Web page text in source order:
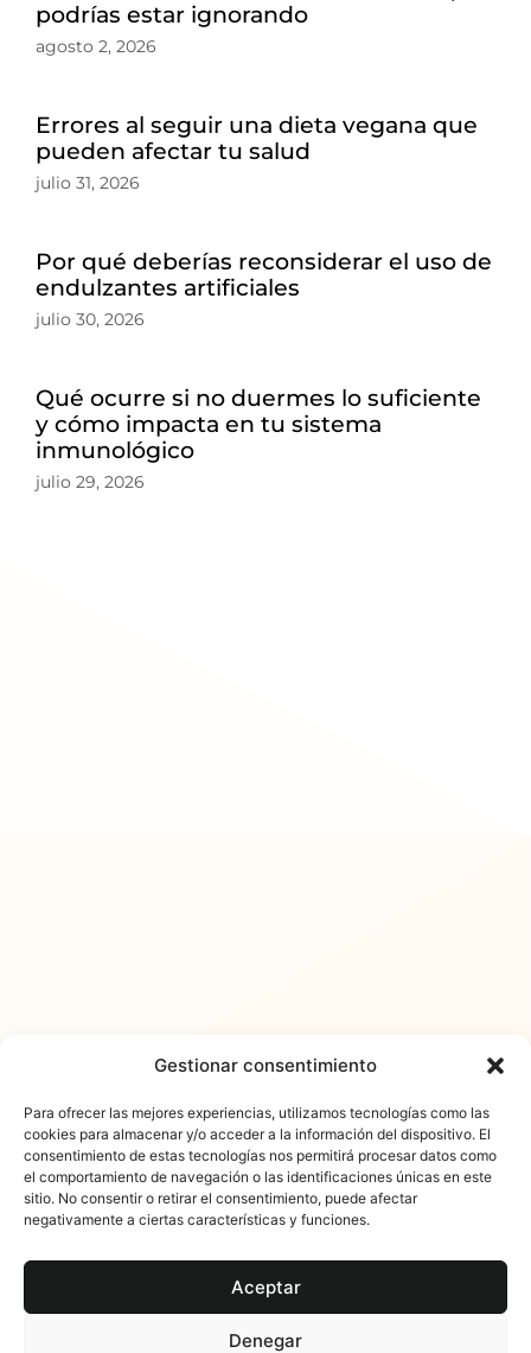
Gestionar consentimiento
Para ofrecer las mejores experiencias, utilizamos tecnologías como las
cookies para almacenar y/o acceder a la información del dispositivo. El
consentimiento de estas tecnologías nos permitirá procesar datos como
el comportamiento de navegación o las identificaciones únicas en este
sitio. No consentir o retirar el consentimiento, puede afectar
negativamente a ciertas características y funciones.
Aceptar
Denegar
podrías estar ignorando
agosto 2, 2026
Errores al seguir una dieta vegana que
pueden afectar tu salud
julio 31, 2026
Por qué deberías reconsiderar el uso de
endulzantes artificiales
julio 30, 2026
Qué ocurre si no duermes lo suficiente
y cómo impacta en tu sistema
inmunológico
julio 29, 2026
𐓏FlashActual